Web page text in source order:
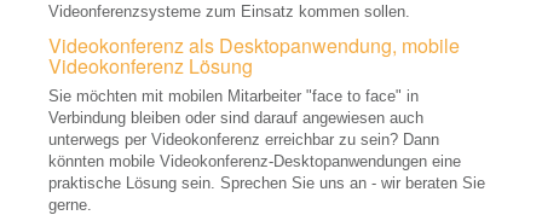
Digital Link, HD-BaseT
Beamer Zubehör
Beamer Kaufberatung
Videonferenzsysteme zum Einsatz kommen sollen.
Videokonferenz als Desktopanwendung, mobile
Videokonferenz Lösung
Sie möchten mit mobilen Mitarbeiter "face to face" in
Verbindung bleiben oder sind darauf angewiesen auch
unterwegs per Videokonferenz erreichbar zu sein? Dann
könnten mobile Videokonferenz-Desktopanwendungen eine
praktische Lösung sein. Sprechen Sie uns an - wir beraten Sie
gerne.